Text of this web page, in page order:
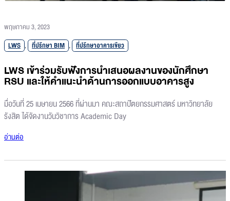
พฤษภาคม 3, 2023
LWS , ที่ปรึกษา BIM , ที่ปรึกษาอาคารเขียว
LWS เข้าร่วมรับฟังการนำเสนอผลงานของนักศึกษา
RSU และให้คำแนะนำด้านการออกแบบอาคารสูง
มื่อวันที่ 25 เมษายน 2566 ที่ผ่านมา คณะสถาปัตยกรรมศาสตร์ มหาวิทยาลัย
รังสิต ได้จัดงานวันวิชาการ Academic Day
อ่านต่อ